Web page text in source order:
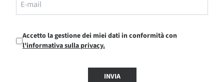
Accetto la gestione dei miei dati in conformità con
l'informativa sulla privacy.
INVIA